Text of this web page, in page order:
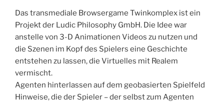
Das transmediale Browsergame Twinkomplex ist ein
Projekt der Ludic Philosophy GmbH. Die Idee war
anstelle von 3-D Animationen Videos zu nutzen und
die Szenen im Kopf des Spielers eine Geschichte
entstehen zu lassen, die Virtuelles mit Realem
vermischt.
Agenten hinterlassen auf dem geobasierten Spielfeld
Hinweise, die der Spieler – der selbst zum Agenten